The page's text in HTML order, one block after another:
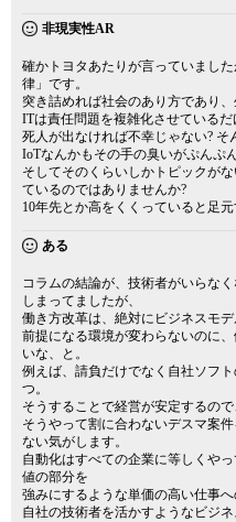
非現実性AR
確かトヨタあたりが言っていまし
律」です。
突き詰めれば社会のあり方であり
ITは責任問題を複雑化させているだ
死人が出なければ不幸じゃない? そ
IoTなんかもその手の臭いがぷんぷ
そしてそのくらいしかトピックが
ているのではありませんか?
10年先とか高をくくっていると足元
ある
コラムの結論が、技術者がいらな
しまってましたが、
働き方改革は、絶対にビジネスモ
前提になる環境が変わらないのに
いな、と。
例えば、請負だけでなく自社ソフ
つ。
そうすることで経営が安定するの
そうやって割に合わないデスマ案
ない気がします。
自動化はすべての企業に等しくや
値の部分を
強みにするような単価の高い仕事へ
自社の技術者を活かすようなビジ